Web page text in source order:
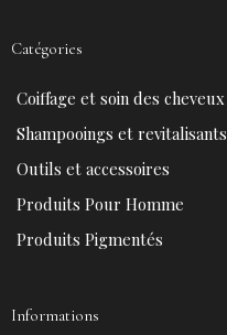
b
o
o
k
e
e
s
t
b
e r
a
Catégories
Coiffage et soin des cheveux
Shampooings et revitalisants
Outils et accessoires
Produits Pour Homme
Produits Pigmentés
Informations